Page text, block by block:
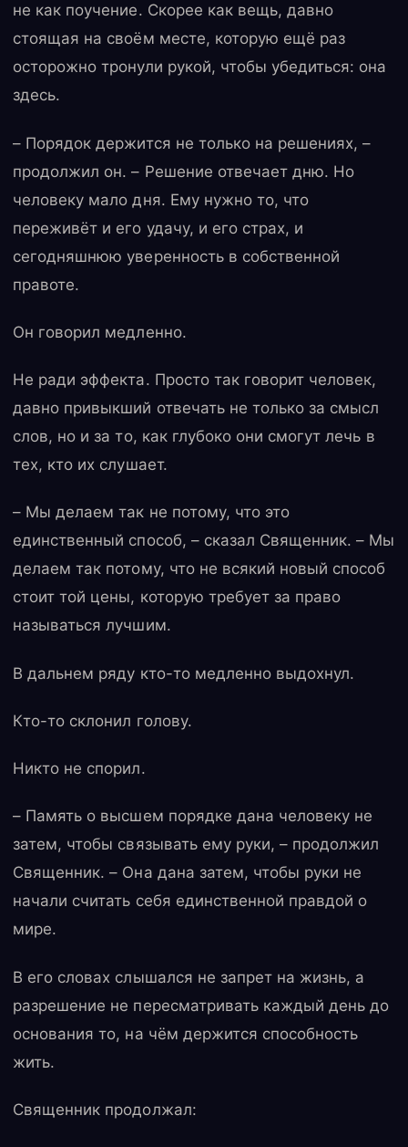
не как поучение. Скорее как вещь, давно
стоящая на своём месте, которую ещё раз
осторожно тронули рукой, чтобы убедиться: она
здесь.
– Порядок держится не только на решениях, –
продолжил он. – Решение отвечает дню. Но
человеку мало дня. Ему нужно то, что
переживёт и его удачу, и его страх, и
сегодняшнюю уверенность в собственной
правоте.
Он говорил медленно.
Не ради эффекта. Просто так говорит человек,
давно привыкший отвечать не только за смысл
слов, но и за то, как глубоко они смогут лечь в
тех, кто их слушает.
– Мы делаем так не потому, что это
единственный способ, – сказал Священник. – Мы
делаем так потому, что не всякий новый способ
стоит той цены, которую требует за право
называться лучшим.
В дальнем ряду кто-то медленно выдохнул.
Кто-то склонил голову.
Никто не спорил.
– Память о высшем порядке дана человеку не
затем, чтобы связывать ему руки, – продолжил
Священник. – Она дана затем, чтобы руки не
начали считать себя единственной правдой о
мире.
В его словах слышался не запрет на жизнь, а
разрешение не пересматривать каждый день до
основания то, на чём держится способность
жить.
Священник продолжал: